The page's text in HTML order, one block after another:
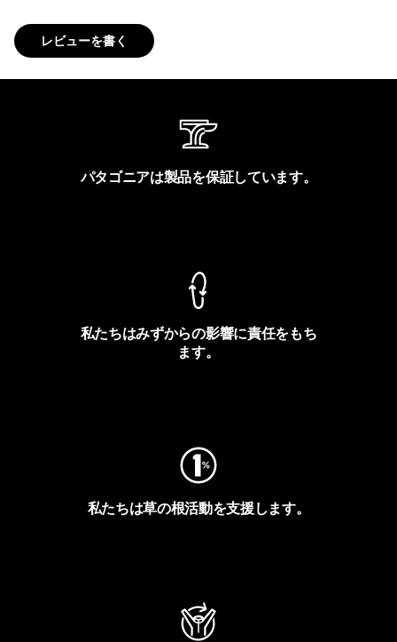
レビューを書く
パタゴニアは製品を保証しています。
私たちはみずからの影響に責任をもち
ます。
私たちは草の根活動を支援します。